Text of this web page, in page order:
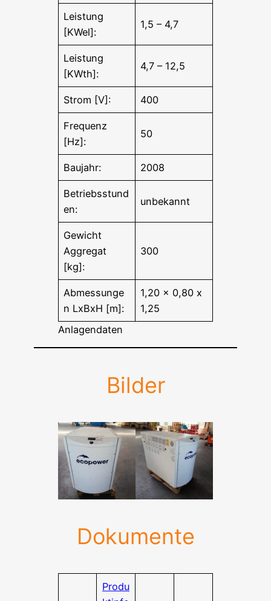
Leistung
[KWel]:
1,5 – 4,7
Leistung
[KWth]:
4,7 – 12,5
Strom [V]: 400
Frequenz
[Hz]:
50
Baujahr: 2008
Betriebsstund
en:
unbekannt
Gewicht
Aggregat
[kg]:
300
Abmessunge
n LxBxH [m]:
1,20 x 0,80 x
1,25
Anlagendaten
Bilder
Dokumente
Produ